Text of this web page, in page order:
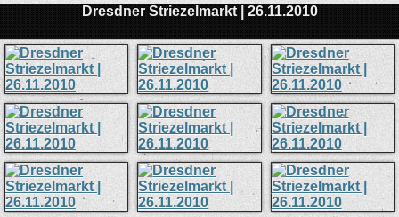
Dresdner Striezelmarkt | 26.11.2010